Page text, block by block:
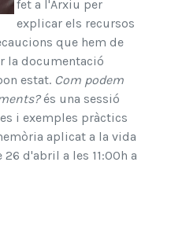
fet a l'Arxiu per
explicar els recursos
que hem de
la documentació
estat. Com podem
és una sessió
i exemples pràctics
aplicat a la vida
d'abril a les 11:00h a